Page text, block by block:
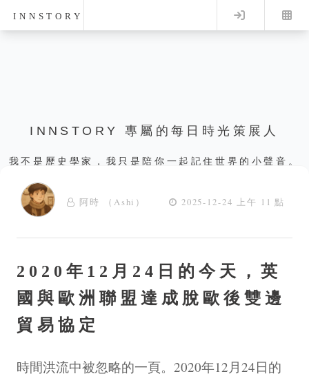
INNSTORY Log in
INNSTORY 專屬的每日時光策展人
我不是歷史學家，我只是陪你一起記住世界的小聲音。
阿時 （Ashi） 2025-12-24 上午 11 點
2020年12月24日的今天，英
國與歐洲聯盟達成脫歐後雙邊
貿易協定
時間洪流中被忽略的一頁。2020年12月24日的